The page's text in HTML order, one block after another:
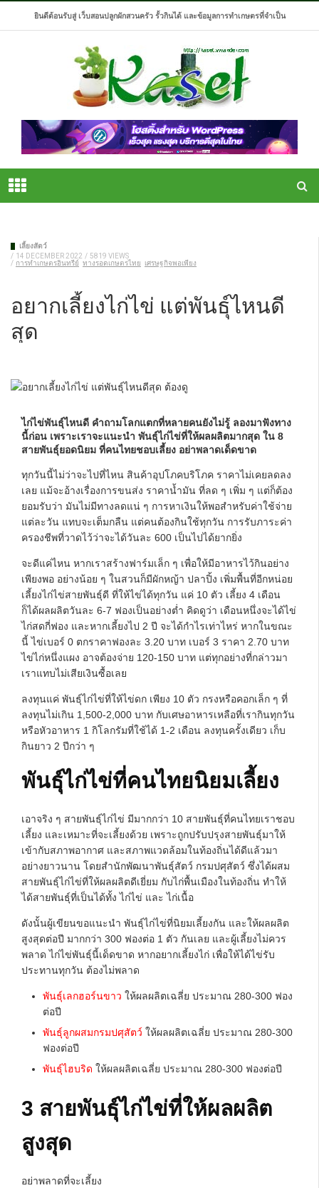
ยินดีต้อนรับสู่ เว็บสอนปลูกผักสวนครัว รั้วกินได้ และข้อมูลการทำเกษตรที่จำเป็น
เลี้ยงสัตว์
/ 14 DECEMBER 2022 / 5819 VIEWS
/ การทำเกษตรอินทรีย์ ทางรอดเกษตรไทย เศรษฐกิจพอเพียง
อยากเลี้ยงไก่ไข่ แต่พันธุ์ไหนดี
สุด
ไก่ไข่พันธุ์ไหนดี คำถามโลกแตกที่หลายคนยังไม่รู้ ลองมาฟังทาง
นี้ก่อน เพราะเราจะแนะนำ พันธุ์ไก่ไข่ที่ให้ผลผลิตมากสุด ใน 8
สายพันธุ์ยอดนิยม ที่คนไทยชอบเลี้ยง อย่าพลาดเด็ดขาด
ทุกวันนี้ไม่ว่าจะไปที่ไหน สินค้าอุปโภคบริโภค ราคาไม่เคยลดลง
เลย แม้จะอ้างเรื่องการขนส่ง ราคาน้ำมัน ที่ลด ๆ เพิ่ม ๆ แต่ก็ต้อง
ยอมรับว่า มันไม่มีทางลดแน่ ๆ การหาเงินให้พอสำหรับค่าใช้จ่าย
แต่ละวัน แทบจะเต็มกลืน แต่คนต้องกินใช้ทุกวัน การรับภาระค่า
ครองชีพที่วาดไว้ว่าจะได้วันละ 600 เป็นไปได้ยากยิ่ง
จะดีแค่ไหน หากเราสร้างฟาร์มเล็ก ๆ เพื่อให้มีอาหารไว้กินอย่าง
เพียงพอ อย่างน้อย ๆ ในสวนก็มีผักหญ้า ปลาปิ้ง เพิ่มพื้นที่อีกหน่อย
เลี้ยงไก่ไข่สายพันธุ์ดี ที่ให้ไข่ได้ทุกวัน แค่ 10 ตัว เลี้ยง 4 เดือน
ก็ได้ผลผลิตวันละ 6-7 ฟองเป็นอย่างต่ำ คิดดูว่า เดือนหนึ่งจะได้ไข่
ไก่สดกี่ฟอง และหากเลี้ยงไป 2 ปี จะได้กำไรเท่าไหร่ หากในขณะ
นี้ ไข่เบอร์ 0 ตกราคาฟองละ 3.20 บาท เบอร์ 3 ราคา 2.70 บาท
ไข่ไก่หนึ่งแผง อาจต้องจ่าย 120-150 บาท แต่ทุกอย่างที่กล่าวมา
เราแทบไม่เสียเงินซื้อเลย
ลงทุนแค่ พันธุ์ไก่ไข่ที่ให้ไข่ดก เพียง 10 ตัว กรงหรือคอกเล็ก ๆ ที่
ลงทุนไม่เกิน 1,500-2,000 บาท กับเศษอาหารเหลือที่เรากินทุกวัน
หรือหัวอาหาร 1 กิโลกรัมที่ใช้ได้ 1-2 เดือน ลงทุนครั้งเดียว เก็บ
กินยาว 2 ปีกว่า ๆ
พันธุ์ไก่ไข่ที่คนไทยนิยมเลี้ยง
เอาจริง ๆ สายพันธุ์ไก่ไข่ มีมากกว่า 10 สายพันธุ์ที่คนไทยเราชอบ
เลี้ยง และเหมาะที่จะเลี้ยงด้วย เพราะถูกปรับปรุงสายพันธุ์มาให้
เข้ากับสภาพอากาศ และสภาพแวดล้อมในท้องถิ่นได้ดีแล้วมา
อย่างยาวนาน โดยสำนักพัฒนาพันธุ์สัตว์ กรมปศุสัตว์ ซึ่งได้ผสม
สายพันธุ์ไก่ไข่ที่ให้ผลผลิตดีเยี่ยม กับไก่พื้นเมืองในท้องถิ่น ทำให้
ได้สายพันธุ์ที่เป็นได้ทั้ง ไก่ไข่ และ ไก่เนื้อ
ดังนั้นผู้เขียนขอแนะนำ พันธุ์ไก่ไข่ที่นิยมเลี้ยงกัน และให้ผลผลิต
สูงสุดต่อปี มากกว่า 300 ฟองต่อ 1 ตัว กันเลย และผู้เลี้ยงไม่ควร
พลาด ไก่ไข่พันธุ์นี้เด็ดขาด หากอยากเลี้ยงไก่ เพื่อให้ได้ไข่รับ
ประทานทุกวัน ต้องไม่พลาด
พันธุ์เลกฮอร์นขาว ให้ผลผลิตเฉลี่ย ประมาณ 280-300 ฟอง
ต่อปี
พันธุ์ลูกผสมกรมปศุสัตว์ ให้ผลผลิตเฉลี่ย ประมาณ 280-300
ฟองต่อปี
พันธุ์ไฮบริด ให้ผลผลิตเฉลี่ย ประมาณ 280-300 ฟองต่อปี
3 สายพันธุ์ไก่ไข่ที่ให้ผลผลิต
สูงสุด
อย่าพลาดที่จะเลี้ยง